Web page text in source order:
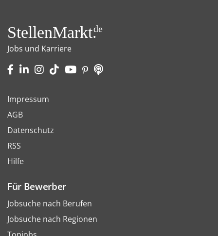
StellenMarkt.de
Jobs und Karriere
Impressum
AGB
Datenschutz
RSS
Hilfe
Für Bewerber
Jobsuche nach Berufen
Jobsuche nach Regionen